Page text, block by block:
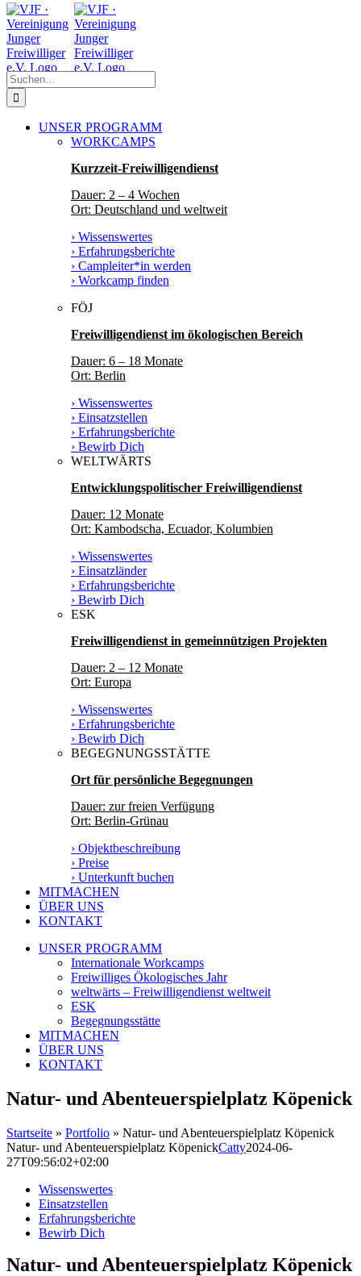
Zum
Inhalt
springen
Facebook
Instagram
YouTube
Suche
nach:
UNSER PROGRAMM
WORKCAMPS
Kurzzeit-Freiwilligendienst
Dauer: 2 – 4 Wochen
Ort: Deutschland und weltweit
› Wissenswertes
› Erfahrungsberichte
› Campleiter*in werden
› Workcamp finden
FÖJ
Freiwilligendienst im ökologischen Bereich
Dauer: 6 – 18 Monate
Ort: Berlin
› Wissenswertes
› Einsatzstellen
› Erfahrungsberichte
› Bewirb Dich
WELTWÄRTS
Entwicklungspolitischer Freiwilligendienst
Dauer: 12 Monate
Ort: Kambodscha, Ecuador, Kolumbien
› Wissenswertes
› Einsatzländer
› Erfahrungsberichte
› Bewirb Dich
ESK
Freiwilligendienst in gemeinnützigen Projekten
Dauer: 2 – 12 Monate
Ort: Europa
› Wissenswertes
› Erfahrungsberichte
› Bewirb Dich
BEGEGNUNGSSTÄTTE
Ort für persönliche Begegnungen
Dauer: zur freien Verfügung
Ort: Berlin-Grünau
› Objektbeschreibung
› Preise
› Unterkunft buchen
MITMACHEN
ÜBER UNS
KONTAKT
UNSER PROGRAMM
Internationale Workcamps
Freiwilliges Ökologisches Jahr
weltwärts – Freiwilligendienst weltweit
ESK
Begegnungsstätte
MITMACHEN
ÜBER UNS
KONTAKT
Natur- und Abenteuer­spiel­platz Köpenick
Startseite » Portfolio » Natur- und Abenteuer­spiel­platz Köpenick
Natur- und Abenteuer­spiel­platz KöpenickCatty2024-06-
27T09:56:02+02:00
Wissenswertes
Einsatzstellen
Erfahrungsberichte
Bewirb Dich
Natur- und Abenteuer­spiel­platz Köpenick